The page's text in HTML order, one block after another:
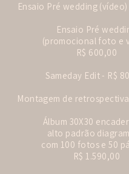
Ensaio Pré wedding
Ensaio Pré
(promocional foto e
R$ 600,00
Sameday Edit - R$
Montagem de retrospectiva
​Álbum 30X30
alto padrão
com 100 fotos e 50
R$ 1.590,00